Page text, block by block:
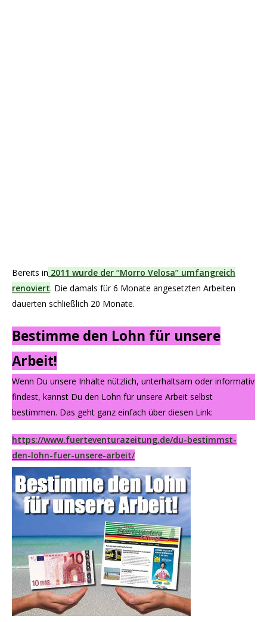
Bereits in 2011 wurde der “Morro Velosa” umfangreich
renoviert. Die damals für 6 Monate angesetzten Arbeiten
dauerten schließlich 20 Monate.
Bestimme den Lohn für unsere
Arbeit!
Wenn Du unsere Inhalte nützlich, unterhaltsam oder informativ
findest, kannst Du den Lohn für unsere Arbeit selbst
bestimmen. Das geht ganz einfach über diesen Link:
https://www.fuerteventurazeitung.de/du-bestimmst-
den-lohn-fuer-unsere-arbeit/